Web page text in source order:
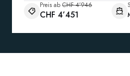
Preis ab CHF 4’946
CHF 4’451